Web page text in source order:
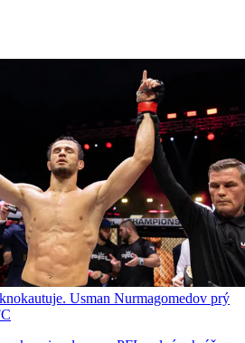
Usman Nurmagomedov prý